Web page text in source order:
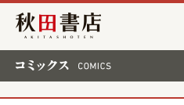
秋田書店